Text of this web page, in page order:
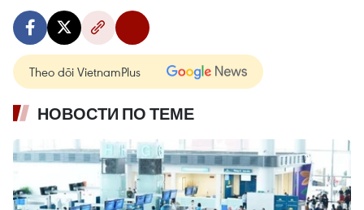
Theo dõi VietnamPlus
НОВОСТИ ПО ТЕМЕ